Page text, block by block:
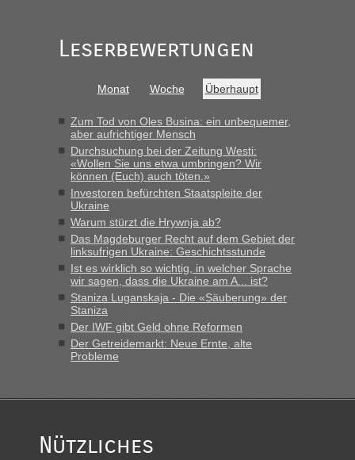
schnell da auch Passagiere mit EU-Pass dabei waren“
Berichte und Reisetipps • Re: An welchem
Grenzübergang zwischen Polen und der Ukraine geht es am
„Bin am Montag 15.6.26 um 8 Uhr in Urgyniw ausgereist,
das erste Mal an einem Montagmorgen ca. 15 Fahrzeuge
vor mir, bin sonst der Erste oder Zweite, egal, nach ca 20
Minuten wurde dann die nächste Welle...“
Berichte und Reisetipps • Re: An welchem
Grenzübergang zwischen Polen und der Ukraine geht es am
schnellsten?
„Derzeit, ist es überall sehr voll an den Grenzen Ukraine/
Polen. Zb. Krakovets 100 PKW ca. 10 h Wartezeit. Wollen
Montag rüber, versuchen es sehr früh.“
Leserbewertungen
Monat Woche Überhaupt
Zum Tod von Oles Busina: ein unbequemer,
aber aufrichtiger Mensch
Durchsuchung bei der Zeitung Westi:
«Wollen Sie uns etwa umbringen? Wir
können (Euch) auch töten.»
Investoren befürchten Staatspleite der
Ukraine
Warum stürzt die Hrywnja ab?
Das Magdeburger Recht auf dem Gebiet der
linksufrigen Ukraine: Geschichtsstunde
Ist es wirklich so wichtig, in welcher Sprache
wir sagen, dass die Ukraine am A... ist?
Staniza Luganskaja - Die «Säuberung» der
Staniza
Der IWF gibt Geld ohne Reformen
Der Getreidemarkt: Neue Ernte, alte
Probleme
Nützliches